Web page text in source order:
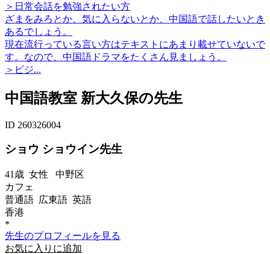
＞日常会話を勉強されたい方
ざまをみろとか、気に入らないとか、中国語で話したいとき
あるでしょう。
現在流行っている言い方はテキストにあまり載せていないで
す。なので、中国語ドラマをたくさん見ましょう。
＞ビジ...
中国語教室 新大久保の先生
ID 260326004
ショウ ショウイン先生
41歳 女性 中野区
カフェ
普通語 広東語 英語
香港
*
先生のプロフィールを見る
お気に入りに追加